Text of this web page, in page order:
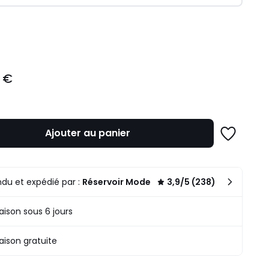
€
Ajouter au panier
Ajouter
et expédié par : Réservoir Mode 3,9/5 (238)
sous 6 jours
gratuite